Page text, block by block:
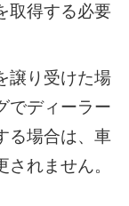
取得する必要
譲り受けた場
でディーラー
る場合は、車
れません。